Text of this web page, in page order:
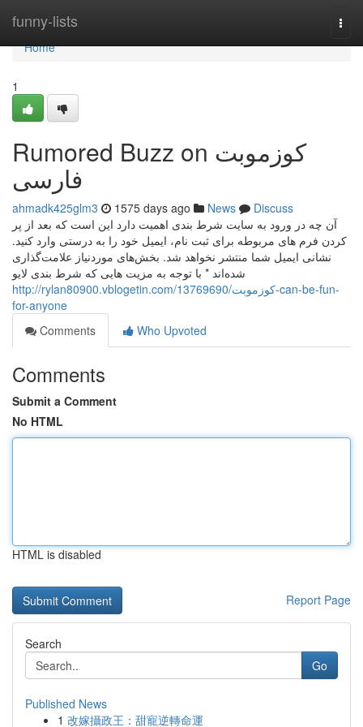
funny-lists
Home
Home
1
Rumored Buzz on کوزموبت
فارسی
ahmadk425glm3 1575 days ago News
Discuss
آن چه در ورود به سایت شرط‌ بندی اهمیت دارد این است که بعد از پر
کردن فرم‌ های مربوطه برای ثبت نام، ایمیل خود را به درستی وارد کنید.
نشانی ایمیل شما منتشر نخواهد شد. بخش‌های موردنیاز علامت‌گذاری
شده‌اند * با توجه به مزیت هایی که شرط بندی لایو
http://rylan80900.vblogetin.com/13769690/کوزموبت-can-be-fun-
for-anyone
Comments
Who Upvoted
Comments
Submit a Comment
No HTML
HTML is disabled
Report Page
Search
Go
Published News
1 改嫁攝政王：甜寵逆轉命運